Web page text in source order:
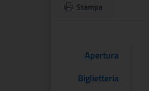
Stampa
Apertura
Biglietteria